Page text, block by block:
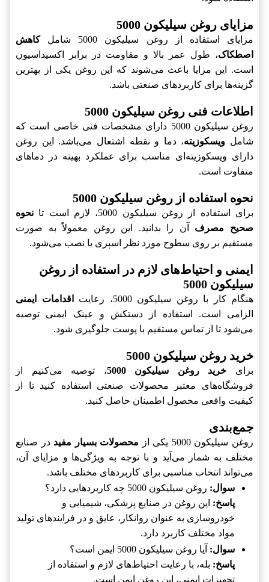
مزایای روغن سیلیکون 5000
مزایای استفاده از روغن سیلیکون 5000 شامل
کاهش
اصطکاک، طول عمر بالا و مقاومت در برابر اکسیداسیون
است. این مزایا باعث می‌شوند که این روغن یکی از بهترین
گزینه‌ها برای کاربردهای صنعتی باشد.
اطلاعات فنی روغن سیلیکون 5000
روغن سیلیکون 5000 دارای مشخصات فنی خاصی است که
شامل ویسکوزیته، دما و نقطه اشتعال می‌باشد. این روغن
دارای ویسکوزیته‌ای مناسب برای عملکرد بهینه در دماهای
متفاوت است.
نحوه استفاده از روغن سیلیکون 5000
برای استفاده از روغن سیلیکون 5000، لازم است تا
نحوه
صحیح مصرف آن را بدانید. این روغن معمولاً به صورت
مستقیم بر روی سطوح مورد نظر اسپری یا نصب می‌شود.
ایمنی و احتیاط‌های لازم در استفاده از روغن
سیلیکون 5000
هنگام کار با روغن سیلیکون 5000، رعایت
اقدامات ایمنی
الزامی است. استفاده از دستکش و عینک ایمنی توصیه
می‌شود تا از تماس مستقیم با پوست جلوگیری شود.
خرید روغن سیلیکون 5000
برای خرید روغن سیلیکون 5000
، توصیه می‌کنیم از
فروشگاه‌های معتبر محصولات صنعتی استفاده کنید تا از
کیفیت واقعی محصول اطمینان حاصل کنید.
جمع‌بندی
روغن سیلیکون 5000 یکی از محصولات بسیار مفید در صنایع
مختلف به شمار می‌آید و با توجه به ویژگی‌ها و مزایای آن،
می‌تواند انتخاب مناسبی برای کاربردهای مختلف باشد.
سوال: روغن سیلیکون 5000 چه کاربردهایی دارد؟
پاسخ: این روغن در صنایع پزشکی، شیمیایی و
خودروسازی به عنوان روانکار، عایق و در فرایندهای تولید
مواد مختلف کاربرد دارد.
سوال: آیا روغن سیلیکون 5000 ایمن است؟
پاسخ: بله، با رعایت احتیاط‌های لازم و استفاده از
تجهیزات ایمنی، این روغن ایمن است.